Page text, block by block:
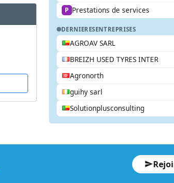
P Prestations de services
DERNIERESENTREPRISES
AGROAV SARL
BREIZH USED TYRES INTER
Agronorth
guihy sarl
Solutionplusconsulting